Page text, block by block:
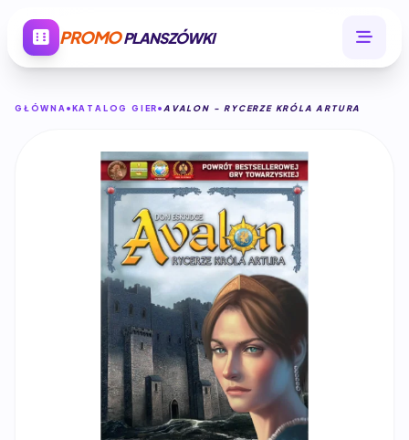
PROMOPLANSZÓWKI
GŁÓWNA KATALOG GIER AVALON - RYCERZE KRÓLA ARTURA